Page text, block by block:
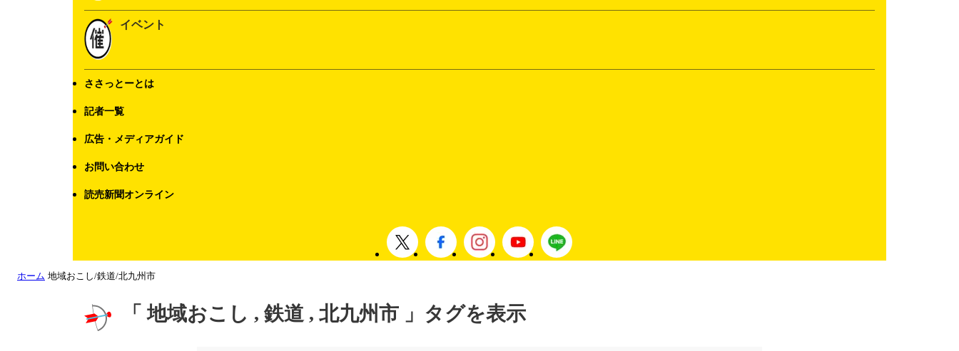
イベント
ささっとーとは
記者一覧
広告・メディアガイド
お問い合わせ
読売新聞オンライン
ホーム 地域おこし/鉄道/北九州市
「 地域おこし , 鉄道 , 北九州市 」タグを表示